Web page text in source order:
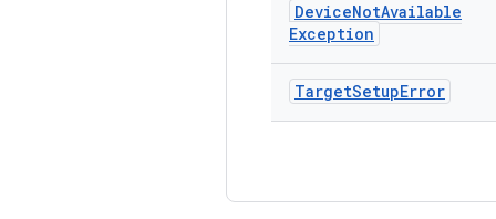
DeviceNotAvailable
Exception
TargetSetupError